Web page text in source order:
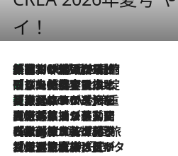
イ！
2026.8.6
「荷物が増えるほど旅ストレスは増す」美容ジャーナリストがたどり着いた最終結論。“化粧品を劇的に減らす”感動の凝縮美容とは
2026.8.6
「旅先には金髪ウィッグを持参」日本と同じメイクでは損してる!? 美容ジャーナリストが提案する“掟破りの旅美容”とは
2026.8.6
【厳選旅コスメ】「身軽さ＆UV対策重視！」ヘアアーティストshucoが選んだ夏旅ベストコスメを発表【Mサイズジップ】
2026.8.5
【厳選旅コスメ】国内をあちこち移動する河井菜摘が選んだ夏旅ベストコスメ発表！「リラックスアイテムはマスト」【Mサイズジップ】
2026.8.4
【厳選旅コスメ】「紫外線＆乾燥対策しながらメイク感も！」ヘア＆メイクGeorgeが選んだ夏旅ベストコスメを発表！【Mサイズジップ】
2026.8.3
【厳選旅コスメ】「保湿もタイパ重視！」“サウナ好き”タレント清水みさとが愛用する夏旅ベストコスメを発表！【Mサイズジップ】